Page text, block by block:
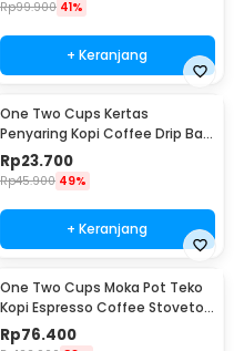
Rp99.900 41%
+ Keranjang
One Two Cups Kertas
Penyaring Kopi Coffee Drip Bag
Paper Filter 50PCS - T111
Rp23.700
Rp45.900 49%
+ Keranjang
One Two Cups Moka Pot Teko
Kopi Espresso Coffee Stovetop
6 Cup 300ml - Z20
Rp76.400